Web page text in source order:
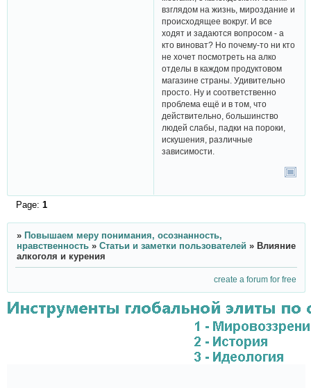
взглядом на жизнь, мироздание и
происходящее вокруг. И все
ходят и задаются вопросом - а
кто виноват? Но почему-то ни кто
не хочет посмотреть на алко
отделы в каждом продуктовом
магазине страны. Удивительно
просто. Ну и соответственно
проблема ещё и в том, что
действительно, большинство
людей слабы, падки на пороки,
искушения, различные
зависимости.
Page: 1
» Повышаем меру понимания, осознанность,
нравственность » Статьи и заметки пользователей » Влияние
алкоголя и курения
create a forum for free